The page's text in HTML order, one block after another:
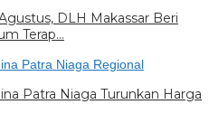
DLH Makassar Beri
Terap…
Patra Niaga Regional
Patra Niaga Turunkan Harga